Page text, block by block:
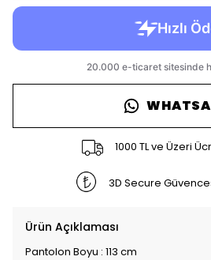
1000 TL ve Üzeri
3D Secure
Ürün Açıklaması
Pantolon Boyu : 113 cm